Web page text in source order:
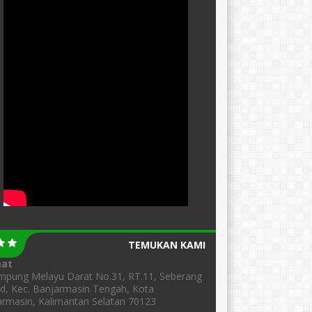
TEMUKAN KAMI
Melayu Darat No.31, RT.11, Seberang
Kec. Banjarmasin Tengah, Kota
Kalimantan Selatan 70123